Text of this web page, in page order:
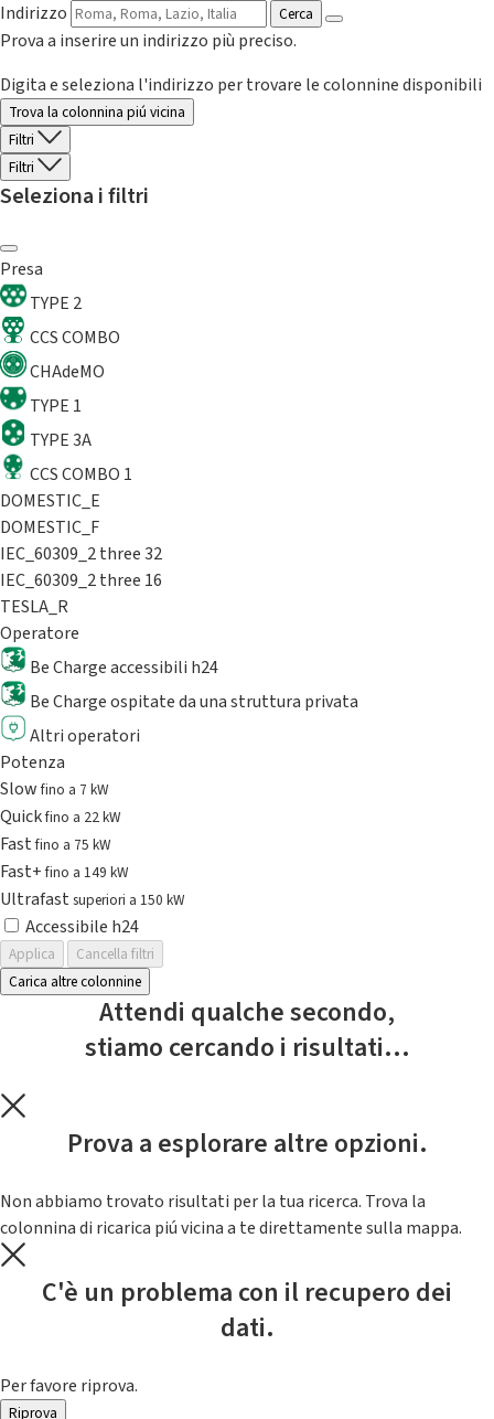
Indirizzo
Cerca
Prova a inserire un indirizzo più preciso.
Digita e seleziona l'indirizzo per trovare le colonnine disponibili
Trova la colonnina piú vicina
Filtri
Filtri
Seleziona i filtri
Presa
TYPE 2
CCS COMBO
CHAdeMO
TYPE 1
TYPE 3A
CCS COMBO 1
DOMESTIC_E
DOMESTIC_F
IEC_60309_2 three 32
IEC_60309_2 three 16
TESLA_R
Operatore
Be Charge accessibili h24
Be Charge ospitate da una struttura privata
Altri operatori
Potenza
Slowfino a 7 kW
Quickfino a 22 kW
Fastfino a 75 kW
Fast+fino a 149 kW
Ultrafast superiori a 150 kW
Accessibile h24
Applica
Cancella filtri
Carica altre colonnine
Attendi qualche secondo,
stiamo cercando i risultati...
Prova a esplorare altre opzioni.
Non abbiamo trovato risultati per la tua ricerca. Trova la
colonnina di ricarica piú vicina a te direttamente sulla mappa.
C'è un problema con il recupero dei
dati.
Per favore riprova.
Riprova